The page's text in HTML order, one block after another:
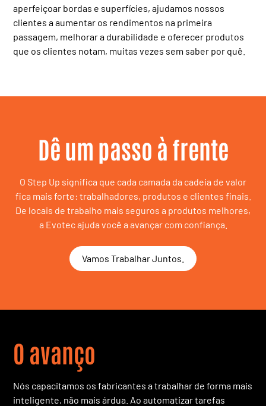
aperfeiçoar bordas e superfícies, ajudamos nossos
clientes a aumentar os rendimentos na primeira
passagem, melhorar a durabilidade e oferecer produtos
que os clientes notam, muitas vezes sem saber por quê.
Dê um passo à frente
O Step Up significa que cada camada da cadeia de valor
fica mais forte: trabalhadores, produtos e clientes finais.
De locais de trabalho mais seguros a produtos melhores,
a Evotec ajuda você a avançar com confiança.
Vamos Trabalhar Juntos.
O avanço
Nós capacitamos os fabricantes a trabalhar de forma mais
inteligente, não mais árdua. Ao automatizar tarefas